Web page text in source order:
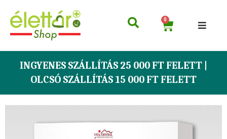
0
INGYENES SZÁLLÍTÁS 25 000 FT FELETT |
OLCSÓ SZÁLLÍTÁS 15 000 FT FELETT